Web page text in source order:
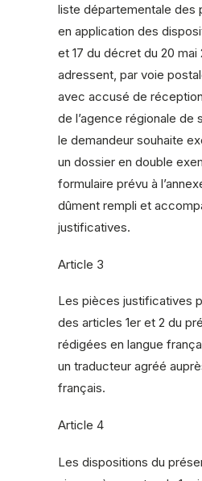
liste départementale des
en application des
et 17 du décret du 20 mai
adressent, par voie
avec accusé de
de l’agence régionale de
le demandeur souhaite
un dossier en double
formulaire prévu à
dûment rempli et
justificatives.
Article 3
Les pièces justificatives
des articles 1er et 2 du
rédigées en langue
un traducteur agréé
français.
Article 4
Les dispositions du